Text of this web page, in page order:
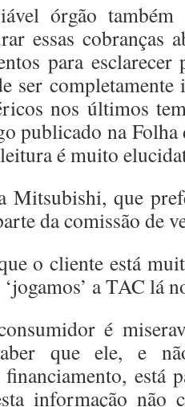
órgão
essas cobranças
para
ser completamente
nos últimos
publicado na Folha
é muito
Mitsubishi, que
da comissão de
o cliente está
a TAC lá
é
que ele, e
está
informação não